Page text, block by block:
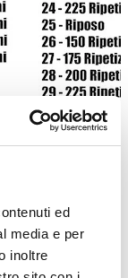
ed
media e per
inoltre
di
interessate
in pratica le
Se il primo